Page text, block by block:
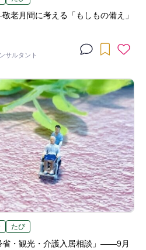
老月間に考える「もしもの備え」
サルタント
たび
省・観光・介護入居相談」――9月